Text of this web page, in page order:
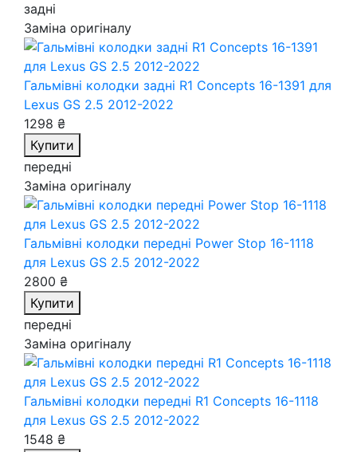
задні
Заміна оригіналу
Гальмівні колодки задні R1 Concepts 16-1391 для
Lexus GS 2.5 2012-2022
1298 ₴
Купити
передні
Заміна оригіналу
Гальмівні колодки передні Power Stop 16-1118
для Lexus GS 2.5 2012-2022
2800 ₴
Купити
передні
Заміна оригіналу
Гальмівні колодки передні R1 Concepts 16-1118
для Lexus GS 2.5 2012-2022
1548 ₴